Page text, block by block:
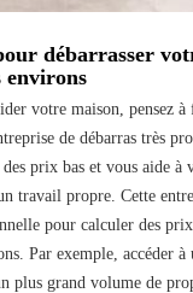
débarrasser
environs
votre maison, pensez à
de débarras très
prix bas et vous aide à
travail propre. Cette
pour calculer des
Par exemple, accéder
plus grand volume de